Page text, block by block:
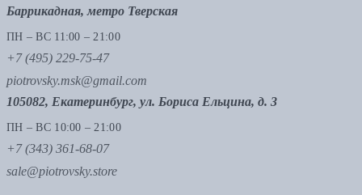
Баррикадная, метро Тверская
ПН – ВС 11:00 – 21:00
+7 (495) 229-75-47
piotrovsky.msk@gmail.com
105082, Екатеринбург, ул. Бориса Ельцина, д. 3
ПН – ВС 10:00 – 21:00
+7 (343) 361-68-07
sale@piotrovsky.store